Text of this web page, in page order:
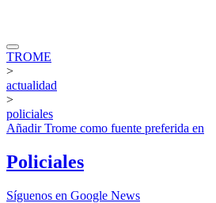
TROME
>
actualidad
>
policiales
AñadirTrome como fuente preferida en
Policiales
Síguenos en Google News